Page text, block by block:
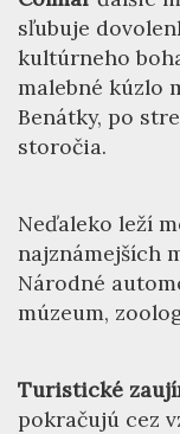
sľubuje
kultúrneho
malebné kúzlo
Benátky, po
storočia.
Neďaleko leží
najznámejších
Národné
múzeum,
Turistické
pokračujú cez